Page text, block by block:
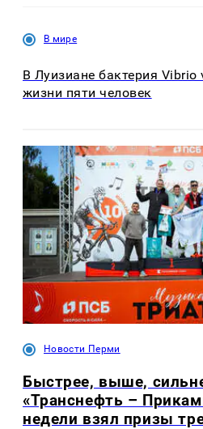
В мире
В Луизиане бактерия Vibrio
жизни пяти человек
Новости Перми
Быстрее, выше,
«Транснефть –
недели взял призы